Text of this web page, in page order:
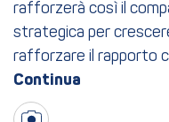
rafforzerà così il
strategica per
rafforzare il rapporto